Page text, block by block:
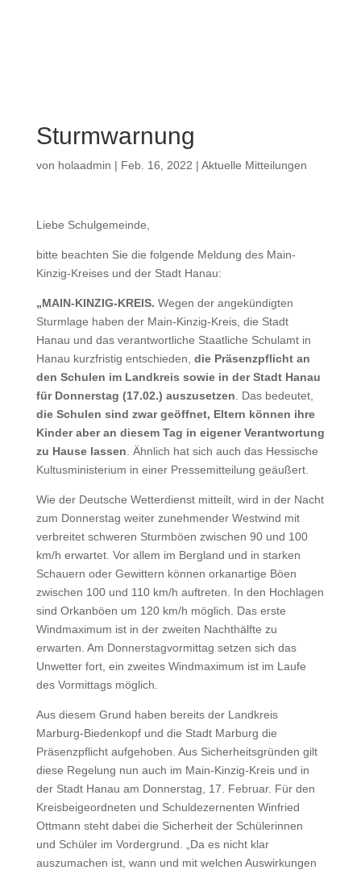
Sturmwarnung
von holaadmin | Feb. 16, 2022 | Aktuelle Mitteilungen
Liebe Schulgemeinde,
bitte beachten Sie die folgende Meldung des Main-
Kinzig-Kreises und der Stadt Hanau:
„MAIN-KINZIG-KREIS. Wegen der angekündigten
Sturmlage haben der Main-Kinzig-Kreis, die Stadt
Hanau und das verantwortliche Staatliche Schulamt in
Hanau kurzfristig entschieden, die Präsenzpflicht an
den Schulen im Landkreis sowie in der Stadt Hanau
für Donnerstag (17.02.) auszusetzen . Das bedeutet,
die Schulen sind zwar geöffnet, Eltern können ihre
Kinder aber an diesem Tag in eigener Verantwortung
zu Hause lassen . Ähnlich hat sich auch das Hessische
Kultusministerium in einer Pressemitteilung geäußert.
Wie der Deutsche Wetterdienst mitteilt, wird in der Nacht
zum Donnerstag weiter zunehmender Westwind mit
verbreitet schweren Sturmböen zwischen 90 und 100
km/h erwartet. Vor allem im Bergland und in starken
Schauern oder Gewittern können orkanartige Böen
zwischen 100 und 110 km/h auftreten. In den Hochlagen
sind Orkanböen um 120 km/h möglich. Das erste
Windmaximum ist in der zweiten Nachthälfte zu
erwarten. Am Donnerstagvormittag setzen sich das
Unwetter fort, ein zweites Windmaximum ist im Laufe
des Vormittags möglich.
Aus diesem Grund haben bereits der Landkreis
Marburg-Biedenkopf und die Stadt Marburg die
Präsenzpflicht aufgehoben. Aus Sicherheitsgründen gilt
diese Regelung nun auch im Main-Kinzig-Kreis und in
der Stadt Hanau am Donnerstag, 17. Februar. Für den
Kreisbeigeordneten und Schuldezernenten Winfried
Ottmann steht dabei die Sicherheit der Schülerinnen
und Schüler im Vordergrund. „Da es nicht klar
auszumachen ist, wann und mit welchen Auswirkungen